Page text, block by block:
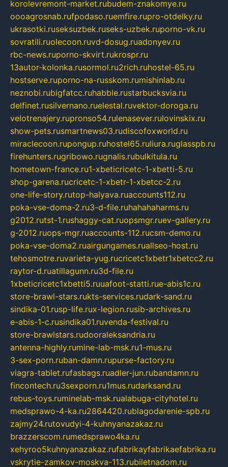
korolevremont-market.rubudem-znakomye.ru
oooagrosnab.rufpodaso.ruemfire.rupro-otdelky.ru
ukrasotki.ruseksuzbek.ruseks-uzbek.ruporno-vk.ru
sovratili.ruolecoon.ruvd-dosug.ruadonyev.ru
rbc-news.ruporno-skvirt.rukrospr.ru
13autor-kolonka.rusormol.ru2rich.ruhostel-65.ru
hostserve.ruporno-na-russkom.rumishinlab.ru
neznobi.rubigfatcc.ruhabble.rustarbucksvia.ru
delfinet.rusilvernano.ruelestal.ruvektor-doroga.ru
velotrenajery.rupronso54.rulenasever.rulovinskix.ru
show-pets.rusmartnews03.rudiscofoxworld.ru
miraclecoon.rupongup.ruhostel65.ruliura.ruglasspb.ru
firehunters.rugribowo.rugnalis.rubulkitula.ru
hometown-france.ru1-xbeticricetc-1-xbetti-5.ru
shop-garena.rucricetc-1-xbetr-1-xbetcc-2.ru
one-life-story.rutop-halyava.ruaccounts112.ru
poka-vse-doma-2.ru3-d-file.ruhahahaharms.ru
g2012.rutst-1.rushaggy-cat.ruopsmgr.ruev-gallery.ru
g-2012.ruops-mgr.ruaccounts-112.rucsm-demo.ru
poka-vse-doma2.ruairgungames.ruallseo-host.ru
tehosmotre.ruvarieta-yug.rucricetc1xbetr1xbetcc2.ru
raytor-d.ruatillagunn.ru3d-file.ru
1xbeticricetc1xbetti5.ruuafoot-statti.rue-abis1c.ru
store-brawl-stars.rukts-services.rudark-sand.ru
sindika-01.rusp-life.rux-legion.rusib-archives.ru
e-abis-1-c.rusindika01.ruvenda-festival.ru
store-brawlstars.rudooraleksandria.ru
antenna-highly.rumine-lab-msk.ru1-mus.ru
3-sex-porn.ruban-damn.rupurse-factory.ru
viagra-tablet.rufasbags.ruadler-jun.rubandamn.ru
fincontech.ru3sexporn.ru1mus.rudarksand.ru
rebus-toys.ruminelab-msk.rualabuga-cityhotel.ru
medsprawo-4-ka.ru2864420.rublagodarenie-spb.ru
zajmy24.rutovudyi-4-kuhnyanazakaz.ru
brazzerscom.rumedsprawo4ka.ru
xehyroo5kuhnyanazakaz.rufabrikayfabrikaefabrika.ru
vskrytie-zamkov-moskva-113.rubiletnadom.ru